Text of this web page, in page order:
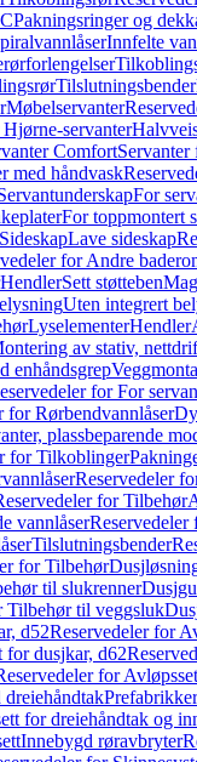
Pakningsringer og
Innfelte
Tilslutningsbender
Møbelservanter
servanter
ComfortServanter
med håndvask
For
For toppmontert
Lave sideskap
for Andre
HendlerSett støtteben
Uten integrert
LyselementerHendler
av stativ,
enhåndsgrep
for For
for Rørbendvannlåser
plassbeparende
for Tilkoblinger
Reservedeler
for Tilbehør
vannlåserReservedeler
Tilslutningsbender
for Tilbehør
til slukrenner
Tilbehør til veggsluk
d52Reservedeler for
for dusjkar, d62
for
for dreiehåndtak og
Innebygd røravbryter